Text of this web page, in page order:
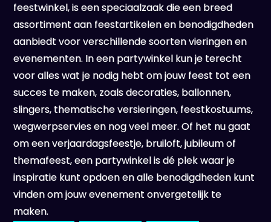
feestwinkel, is een speciaalzaak die een breed
assortiment aan feestartikelen en benodigdheden
aanbiedt voor verschillende soorten vieringen en
evenementen. In een partywinkel kun je terecht
voor alles wat je nodig hebt om jouw feest tot een
succes te maken, zoals decoraties, ballonnen,
slingers, thematische versieringen, feestkostuums,
wegwerpservies en nog veel meer. Of het nu gaat
om een verjaardagsfeestje, bruiloft, jubileum of
themafeest, een partywinkel is dé plek waar je
inspiratie kunt opdoen en alle benodigdheden kunt
vinden om jouw evenement onvergetelijk te
maken.